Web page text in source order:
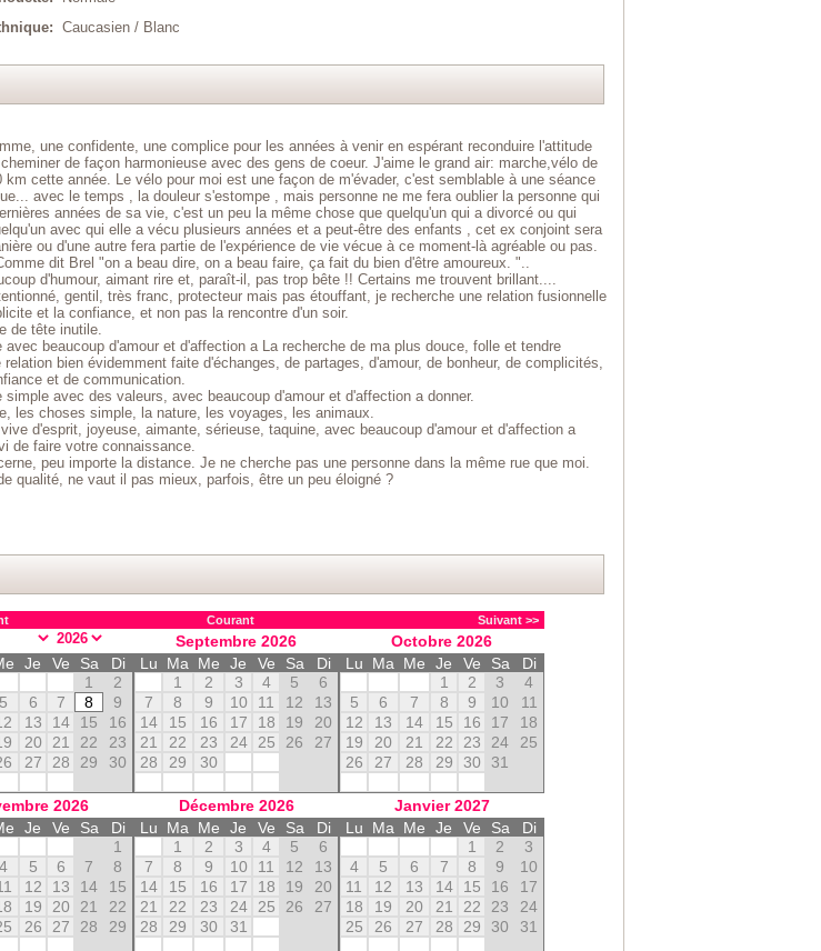
Caucasien / Blanc
une confidente, une complice pour les années à venir en espérant reconduire l'attitude
de façon harmonieuse avec des gens de coeur. J'aime le grand air: marche,vélo de
km cette année. Le vélo pour moi est une façon de m'évader, c'est semblable à une séance
avec le temps , la douleur s'estompe , mais personne ne me fera oublier la personne qui
années de sa vie, c'est un peu la même chose que quelqu'un qui a divorcé ou qui
avec qui elle a vécu plusieurs années et a peut-être des enfants , cet ex conjoint sera
ou d'une autre fera partie de l'expérience de vie vécue à ce moment-là agréable ou pas.
dit Brel "on a beau dire, on a beau faire, ça fait du bien d'être amoureux. "..
d'humour, aimant rire et, paraît-il, pas trop bête !! Certains me trouvent brillant....
gentil, très franc, protecteur mais pas étouffant, je recherche une relation fusionnelle
et la confiance, et non pas la rencontre d'un soir.
de tête inutile.
beaucoup d'amour et d'affection a La recherche de ma plus douce, folle et tendre
bien évidemment faite d'échanges, de partages, d'amour, de bonheur, de complicités,
et de communication.
avec des valeurs, avec beaucoup d'amour et d'affection a donner.
les choses simple, la nature, les voyages, les animaux.
d'esprit, joyeuse, aimante, sérieuse, taquine, avec beaucoup d'amour et d'affection a
de faire votre connaissance.
peu importe la distance. Je ne cherche pas une personne dans la même rue que moi.
qualité, ne vaut il pas mieux, parfois, être un peu éloigné ?
Courant Suivant >>
Je Ve Sa
Di
1
2
5 6 7 8
9
13 14 15
16
20 21 22
23
27 28 29
30
Septembre 2026
Lu
Ma Me Je Ve Sa
Di
1
2 3 4 5
6
7
8 9 10 11 12
13
14
15 16 17 18 19
20
21
22 23 24 25 26
27
28
29 30
Octobre 2026
Lu
Ma Me Je Ve Sa
Di
1
2 3
4
5
6 7 8 9 10
11
12
13 14 15 16 17
18
19
20 21 22 23 24
25
26
27 28 29 30 31
2026
Je Ve Sa
Di
1
4 5 6 7
8
12 13 14
15
19 20 21
22
26 27 28
29
Décembre 2026
Lu
Ma Me Je Ve Sa
Di
1
2 3 4 5
6
7
8 9 10 11 12
13
14
15 16 17 18 19
20
21
22 23 24 25 26
27
28
29 30 31
Janvier 2027
Lu
Ma Me Je Ve Sa
Di
1
2
3
4
5 6 7 8 9
10
11
12 13 14 15 16
17
18
19 20 21 22 23
24
25
26 27 28 29 30 31